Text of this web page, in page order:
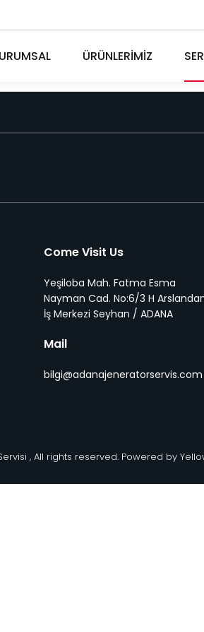
ÜRÜNLERİMİZ
Come Visit Us
Yeşiloba Mah. Fatma Esma
Nayman Cad. No:6/3 H
İş Merkezi Seyhan / ADANA
Mail
bilgi@adanajeneratorservis.com
, All rights reserved. Powered by